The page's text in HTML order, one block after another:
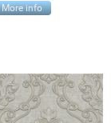
More info